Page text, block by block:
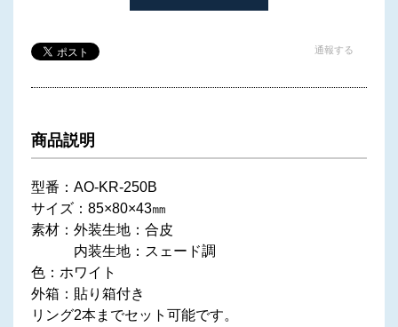
通報する
商品説明
型番：AO-KR-250B
サイズ：85×80×43㎜
素材：外装生地：合皮
内装生地：スェード調
色：ホワイト
外箱：貼り箱付き
リング2本までセット可能です。